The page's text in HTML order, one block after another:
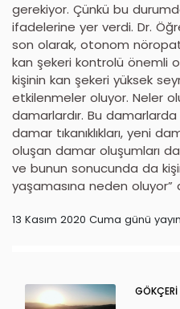
gerekiyor. Çünkü bu
ifadelerine yer verdi. Dr.
son olarak, otonom
kan şekeri kontrolü önemli
kişinin kan şekeri yüksek
etkilenmeler oluyor. Neler
damarlardır. Bu
damar tıkanıklıkları, yeni
oluşan damar oluşumları
ve bunun sonucunda da
yaşamasına neden oluyor”
13 Kasım 2020 Cuma günü